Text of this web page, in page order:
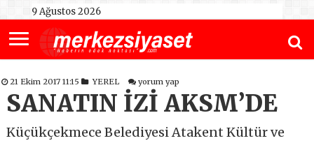
9 Ağustos 2026
21 Ekim 2017 11:15 YEREL yorum yap
SANATIN İZİ AKSM’DE
Küçükçekmece Belediyesi Atakent Kültür ve